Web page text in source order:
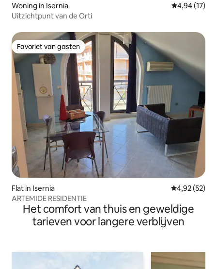
Woning in Isernia Gemiddelde
4,94 (17)
Uitzichtpunt van de Orti
Favoriet van gasten
Favoriet van gasten
Flat in Isernia Gemiddelde
4,92 (52)
ARTEMIDE RESIDENTIE
Het comfort van thuis en geweldige
tarieven voor langere verblijven